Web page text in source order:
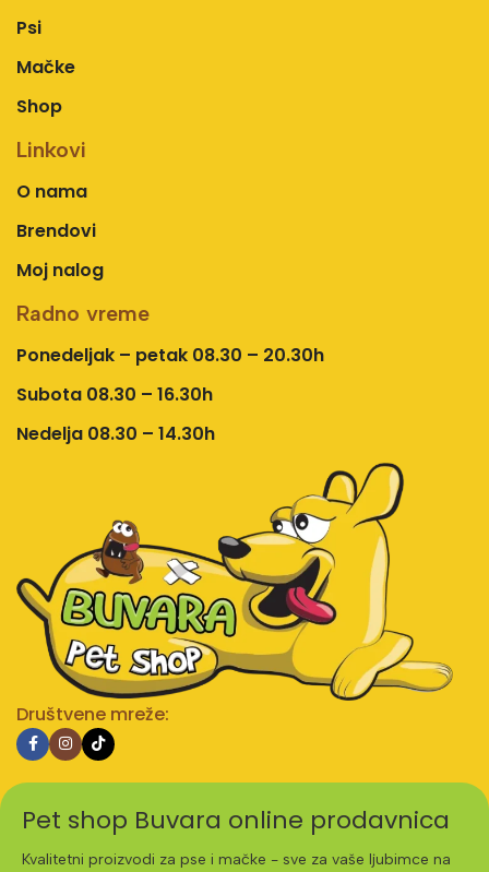
Psi
Mačke
Shop
Linkovi
O nama
Brendovi
Moj nalog
Radno vreme
Ponedeljak – petak 08.30 – 20.30h
Subota 08.30 – 16.30h
Nedelja 08.30 – 14.30h
Društvene mreže:
Pet shop Buvara online prodavnica
Kvalitetni proizvodi za pse i mačke - sve za vaše ljubimce na